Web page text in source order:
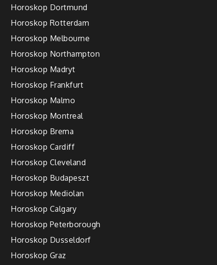
Horoskop Dortmund
Horoskop Rotterdam
Horoskop Melbourne
Horoskop Northampton
Horoskop Madryt
Horoskop Frankfurt
Horoskop Malmo
Horoskop Montreal
Horoskop Brema
Horoskop Cardiff
Horoskop Cleveland
Horoskop Budapeszt
Horoskop Mediolan
Horoskop Calgary
Horoskop Peterborough
Horoskop Dusseldorf
Horoskop Graz